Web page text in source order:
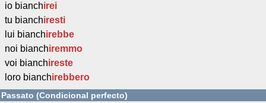
io bianchirei
tu bianchiresti
lui bianchirebbe
noi bianchiremmo
voi bianchireste
loro bianchirebbero
Passato (Condicional perfecto)